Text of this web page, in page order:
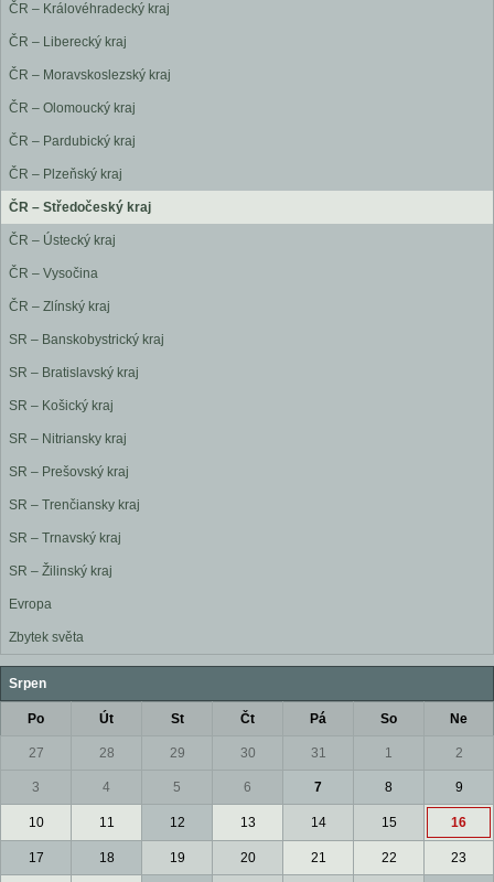
ČR – Královéhradecký kraj
ČR – Liberecký kraj
ČR – Moravskoslezský kraj
ČR – Olomoucký kraj
ČR – Pardubický kraj
ČR – Plzeňský kraj
ČR – Středočeský kraj
ČR – Ústecký kraj
ČR – Vysočina
ČR – Zlínský kraj
SR – Banskobystrický kraj
SR – Bratislavský kraj
SR – Košický kraj
SR – Nitriansky kraj
SR – Prešovský kraj
SR – Trenčiansky kraj
SR – Trnavský kraj
SR – Žilinský kraj
Evropa
Zbytek světa
Srpen
Po Út St Čt Pá So Ne
27 28 29 30 31 1 2
3 4 5 6 7 8 9
10 11 12 13 14 15 16
17 18 19 20 21 22 23